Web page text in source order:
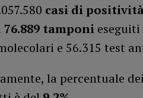
casi di
76.889 tamponieseguiti
e 56.315 test
la percentuale